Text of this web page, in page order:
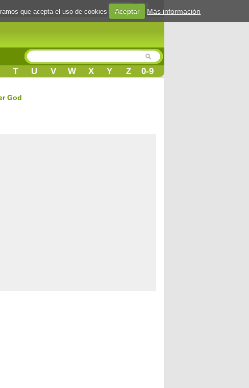
Login
T U V W X Y Z 0-9
God
que acepta el uso de cookies Aceptar Más información